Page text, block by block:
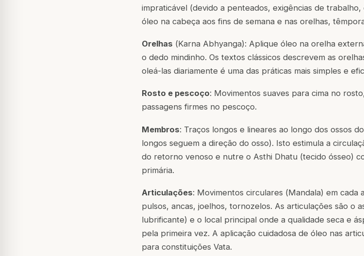
impraticável (devido a penteados, exigências de
óleo na cabeça aos fins de semana e nas orelhas,
Orelhas (Karna Abhyanga): Aplique óleo na orelha
o dedo mindinho. Os textos clássicos descrevem as
oleá-las diariamente é uma das práticas mais simples e
Rosto e pescoço: Movimentos suaves para cima no
passagens firmes no pescoço.
Membros: Traços longos e lineares ao longo dos ossos
longos seguem a direção do osso). Isto estimula a
do retorno venoso e nutre o Asthi Dhatu (tecido ósseo)
primária.
Articulações: Movimentos circulares (Mandala) em cada
pulsos, ancas, joelhos, tornozelos. As articulações são o
lubrificante) e o local principal onde a qualidade seca e
pela primeira vez. A aplicação cuidadosa de óleo nas
para constituições Vata.